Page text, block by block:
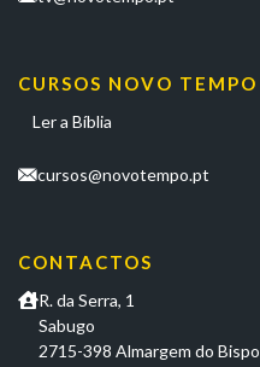
CURSOS NOVO TEMPO
Ler a Bíblia
cursos@novotempo.pt
CONTACTOS
R. da Serra, 1
Sabugo
2715-398 Almargem do Bispo